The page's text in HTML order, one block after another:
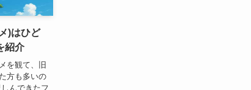
)はひど
紹介
を観て、旧
方も多いの
んできたフ